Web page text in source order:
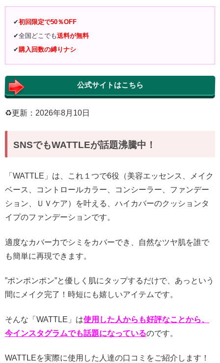
✔︎初回限定で50％OFF
✔︎全国どこでも送料が無料
✔︎購入回数の縛りナシ
公式サイトはこちら
♻︎更新：2026年8月10日
SNSでもWATTLEが話題沸騰中！
「WATTLE」は、これ１つで6役（美容エッセンス、メイク
ベース、コントロールカラー、コンシーラー、ファンデー
ション、ＵＶケア）を叶える、ハイカバーのクッションタ
イプのファンデーションです。
適度なカバー力でシミをカバーでき、自然なツヤ肌を誰で
も簡単に再現できます。
”ポンポンポン”と優しく肌にタップするだけで、あっという
間にメイク完了！時短にも嬉しいアイテムです。
そんな「WATTLE」は使用した人からも好評なことから、
今インスタグラムでも話題になっているのです。
WATTLEを実際に使用した人達の口コミをご紹介します！